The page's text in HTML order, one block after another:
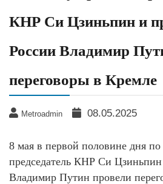
КНР Си Цзиньпин и
России Владимир
переговоры в Кремле
Metroadmin 08.05.2025
8 мая в первой половине дня
председатель КНР Си
Владимир Путин провели